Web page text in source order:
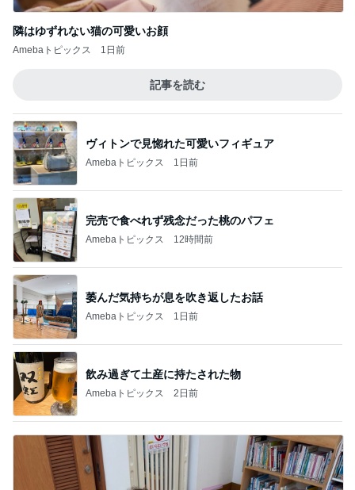
隣はゆずれない猫の可愛いお顔
Amebaトピックス 1日前
記事を読む
ヴィトンで見惚れた可愛いフィギュア
Amebaトピックス 1日前
完売で食べれず残念だった桃のパフェ
Amebaトピックス 12時間前
萎んだ気持ちが息を吹き返したお話
Amebaトピックス 1日前
飲み過ぎて土産に持たされた物
Amebaトピックス 2日前